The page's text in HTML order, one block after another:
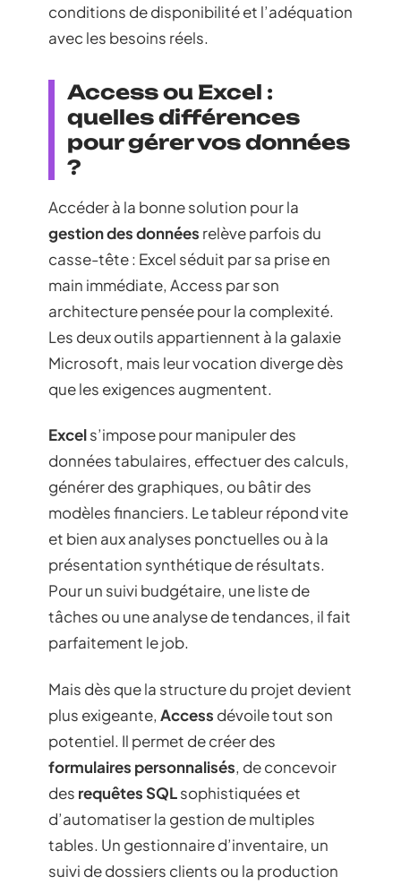
conditions de disponibilité et l’adéquation
avec les besoins réels.
Access ou Excel :
quelles différences
pour gérer vos données
?
Accéder à la bonne solution pour la
gestion des données relève parfois du
casse-tête : Excel séduit par sa prise en
main immédiate, Access par son
architecture pensée pour la complexité.
Les deux outils appartiennent à la galaxie
Microsoft, mais leur vocation diverge dès
que les exigences augmentent.
Excels’impose pour manipuler des
données tabulaires, effectuer des calculs,
générer des graphiques, ou bâtir des
modèles financiers. Le tableur répond vite
et bien aux analyses ponctuelles ou à la
présentation synthétique de résultats.
Pour un suivi budgétaire, une liste de
tâches ou une analyse de tendances, il fait
parfaitement le job.
Mais dès que la structure du projet devient
plus exigeante, Access dévoile tout son
potentiel. Il permet de créer des
formulaires personnalisés, de concevoir
des requêtes SQLsophistiquées et
d’automatiser la gestion de multiples
tables. Un gestionnaire d’inventaire, un
suivi de dossiers clients ou la production